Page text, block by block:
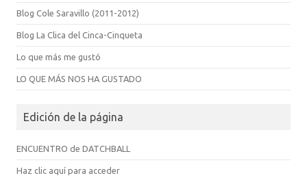
Blog Cole Saravillo (2011-2012)
Blog La Clica del Cinca-Cinqueta
Lo que más me gustó
LO QUE MÁS NOS HA GUSTADO
Edición de la página
ENCUENTRO de DATCHBALL
Haz clic aquí para acceder